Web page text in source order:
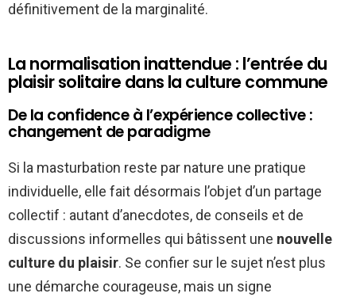
définitivement de la marginalité.
La normalisation inattendue : l’entrée du
plaisir solitaire dans la culture commune
De la confidence à l’expérience collective :
changement de paradigme
Si la masturbation reste par nature une pratique
individuelle, elle fait désormais l’objet d’un partage
collectif : autant d’anecdotes, de conseils et de
discussions informelles qui bâtissent une nouvelle
culture du plaisir. Se confier sur le sujet n’est plus
une démarche courageuse, mais un signe